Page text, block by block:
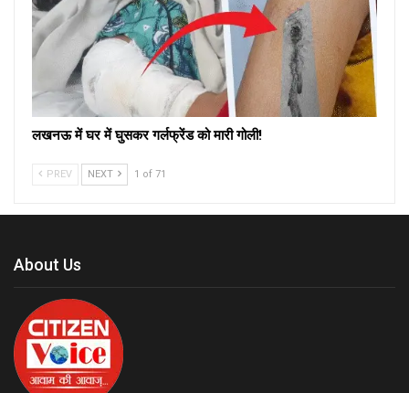
लखनऊ में घर में घुसकर गर्लफ्रेंड को मारी गोली!
PREV NEXT 1 of 71
About Us